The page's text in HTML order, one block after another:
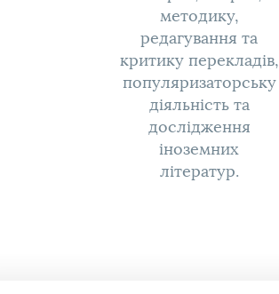
методику,
редагування та
критику перекладів,
популяризаторську
діяльність та
дослідження
іноземних
літератур.